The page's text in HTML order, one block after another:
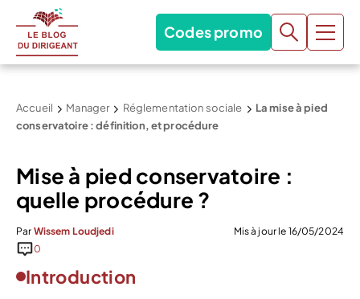
Codes promo
Accueil Manager Réglementation sociale
La mise à pied
conservatoire : définition, et procédure
Mise à pied conservatoire :
quelle procédure ?
Par Wissem Loudjedi
Mis à jour le 16/05/2024
0
Introduction